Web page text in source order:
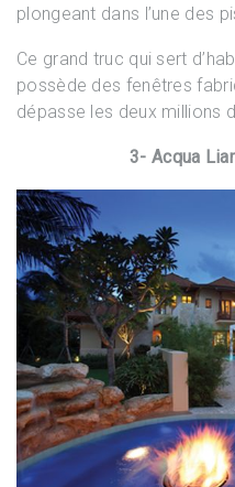
plongeant dans l’une des
Ce grand truc qui sert
possède des fenêtres
dépasse les deux millions
3- Acqua